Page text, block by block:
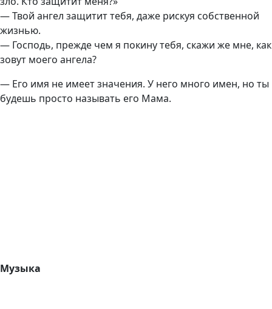
— Твой ангел защитит тебя, даже рискуя собственной
жизнью.
— Господь, прежде чем я покину тебя, скажи же мне, как
зовут моего ангела?
— Его имя не имеет значения. У него много имен, но ты
будешь просто называть его Мама.
Музыка